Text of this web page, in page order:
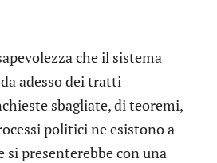
che il sistema
adesso dei tratti
sbagliate, di teoremi,
politici ne esistono a
presenterebbe con una